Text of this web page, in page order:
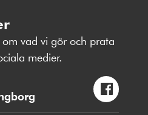
vad vi gör och prata
medier.